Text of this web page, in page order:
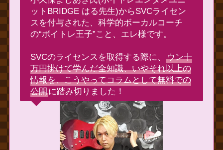
ットBRIDGE はる先生)からSVCライセン
スを付与された、科学的ボーカルコーチ
の“ボイトレ王子”こと、エレ様です。
SVCのライセンスを取得する際に、ウン十
万円掛けて学んだ全知識、いやそれ以上の
情報を、こうやってコラムとして無料での
公開に踏み切りました！